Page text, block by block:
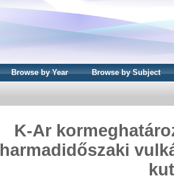
Browse by Year Browse by Subject
K-Ar
harmadidőszaki